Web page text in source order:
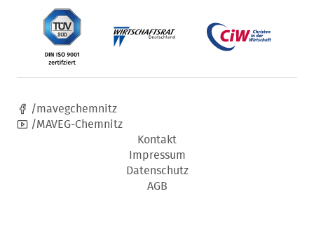
/mavegchemnitz
/MAVEG-Chemnitz
Kontakt
Impressum
Datenschutz
AGB